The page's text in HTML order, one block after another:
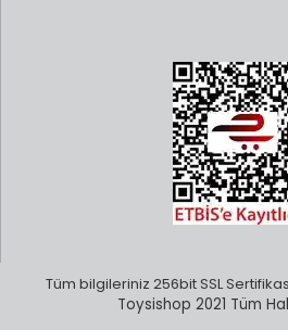
Tüm bilgileriniz 256bit SSL
Toysishop 2021 Tüm